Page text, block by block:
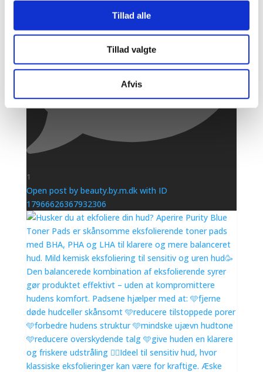
Tillad alle
Tillad valgte
Afvis
1
Open post by beauty.by.m.dk with ID
17966626367932306